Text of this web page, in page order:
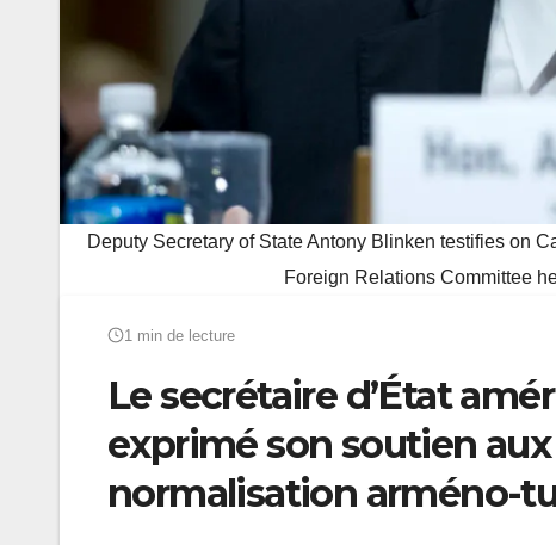
Deputy Secretary of State Antony Blinken testifies on
Foreign Relations Committee
1 min de lecture
Le secrétaire d’État
exprimé son soutien
normalisation arméno-